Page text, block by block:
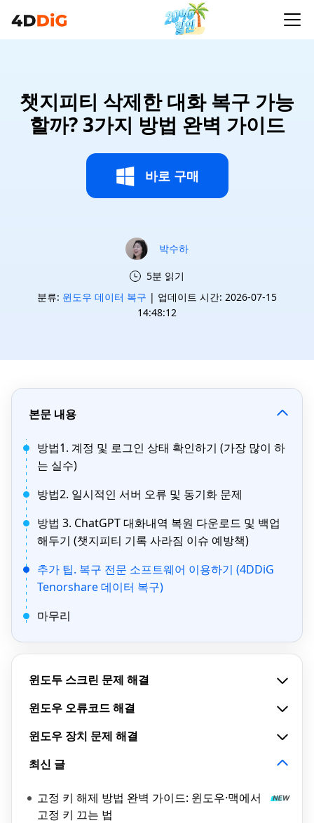
챗지피티 삭제한 대화 복구 가능
할까? 3가지 방법 완벽 가이드
바로 구매
박수하
5분 읽기
분류: 윈도우 데이터 복구 | 업데이트 시간: 2026-07-15
14:48:12
본문 내용
방법1. 계정 및 로그인 상태 확인하기 (가장 많이 하
는 실수)
방법2. 일시적인 서버 오류 및 동기화 문제
방법 3. ChatGPT 대화내역 복원 다운로드 및 백업
해두기 (챗지피티 기록 사라짐 이슈 예방책)
추가 팁. 복구 전문 소프트웨어 이용하기 (4DDiG
Tenorshare 데이터 복구)
마무리
윈도두 스크린 문제 해결
윈도우 오류코드 해결
윈도우 장치 문제 해결
최신 글
고정 키 해제 방법 완벽 가이드: 윈도우·맥에서
고정 키 끄는 법